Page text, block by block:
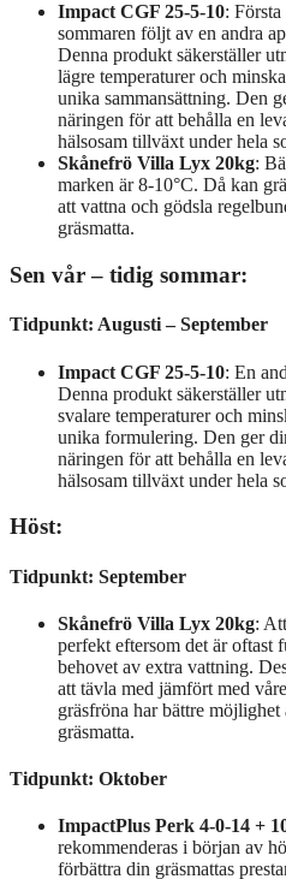
Impact CGF 25-5-10:
sommaren följt av en andra
Denna produkt säkerställer
lägre temperaturer och
unika sammansättning. Den
näringen för att behålla en
hälsosam tillväxt under hela
Skånefrö Villa Lyx 20kg:
marken är 8-10°C. Då kan
att vattna och gödsla
gräsmatta.
Sen vår – tidig sommar:
Tidpunkt: Augusti – September
Impact CGF 25-5-10: En
Denna produkt säkerställer
svalare temperaturer och
unika formulering. Den ger
näringen för att behålla en
hälsosam tillväxt under hela
Höst:
Tidpunkt: September
Skånefrö Villa Lyx 20kg:
perfekt eftersom det är oftast
behovet av extra vattning.
att tävla med jämfört med
gräsfröna har bättre
gräsmatta.
Tidpunkt: Oktober
ImpactPlus Perk 4-0-14 +
rekommenderas i början av
förbättra din gräsmattas